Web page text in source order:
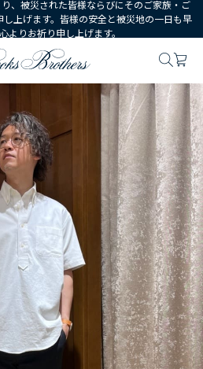
、被災された皆様ならびにそのご家族・ご
上げます。皆様の安全と被災地の一日も早
よりお祈り申し上げます。
ーディネート詳細